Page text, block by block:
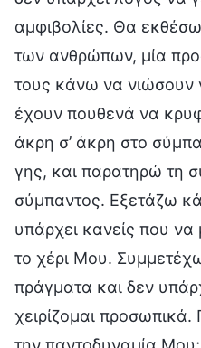
αμφιβολίες. Θα
των ανθρώπων, μία
τους κάνω να νιώσουν
έχουν πουθενά να
άκρη σ’ άκρη στο
γης, και παρατηρώ τη
σύμπαντος. Εξετάζω
υπάρχει κανείς που
το χέρι Μου.
πράγματα και δεν
χειρίζομαι